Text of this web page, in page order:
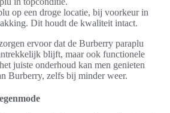
op een droge locatie, bij voorkeur in
Dit houdt de kwaliteit intact.
ervoor dat de Burberry paraplu
blijft, maar ook functionele
juiste onderhoud kan men genieten
Burberry, zelfs bij minder weer.